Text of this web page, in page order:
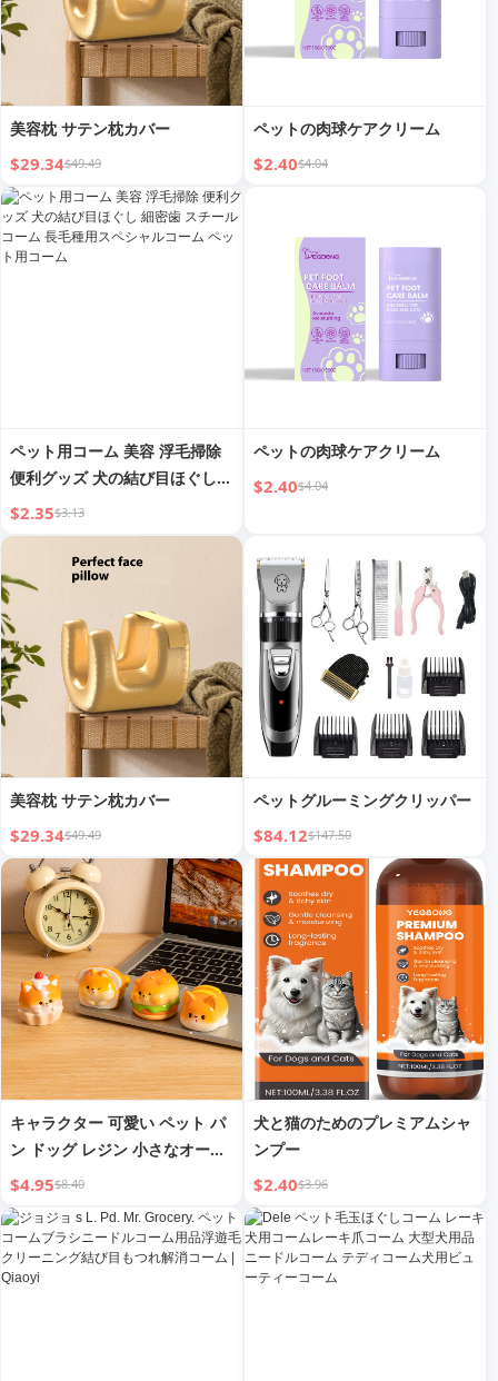
美容枕 サテン枕カバー
$29.34$49.49
ペットの肉球ケアクリーム
$2.40$4.04
ペット用コーム 美容 浮毛掃除
便利グッズ 犬の結び目ほぐし
細密歯 スチールコーム 長毛種
用スペシャルコーム ペット用コ
$2.35$3.13
ペットの肉球ケアクリーム
$2.40$4.04
美容枕 サテン枕カバー
$29.34$49.49
ペットグルーミングクリッパー
$84.12$147.50
キャラクター 可愛い ペット パ
ン ドッグ レジン 小さなオーナ
メント クリエイティブ オフィ
ス 書斎 デスクトップ装飾 オー
ナメント ミニ 小さなギフト
$4.95$8.40
犬と猫のためのプレミアムシャ
ンプー
$2.40$3.96